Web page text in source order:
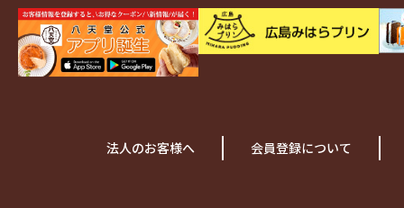
法人のお客様へ 会員登録について